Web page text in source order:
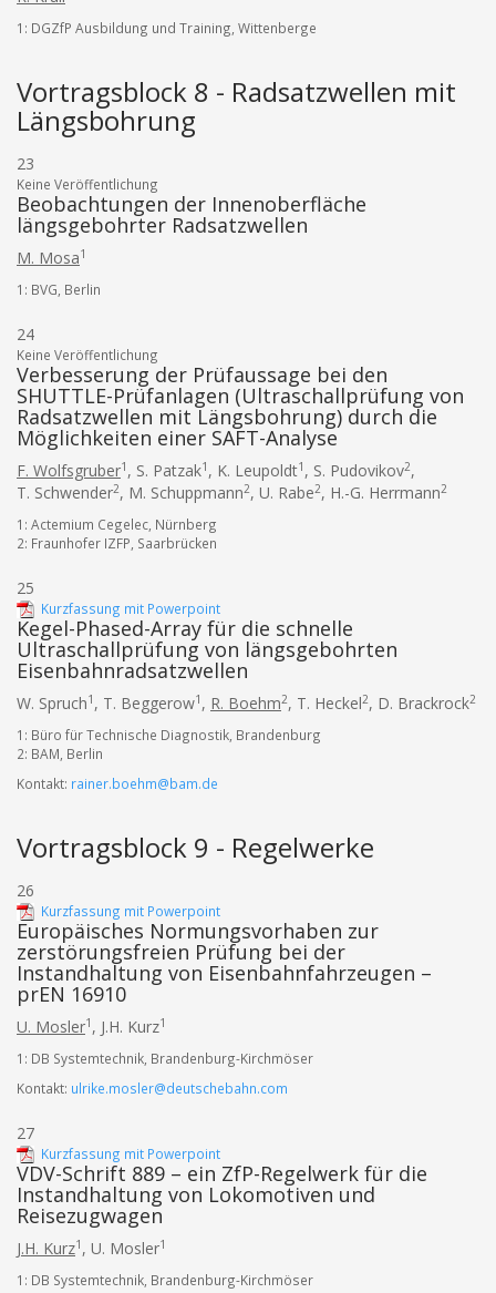
1: DGZfP Ausbildung und Training, Wittenberge
Vortragsblock 8 - Radsatzwellen mit
Längsbohrung
23
Keine Veröffentlichung
Beobachtungen der Innenoberfläche
längsgebohrter Radsatzwellen
M. Mosa1
1: BVG, Berlin
24
Keine Veröffentlichung
Verbesserung der Prüfaussage bei den
SHUTTLE-Prüfanlagen (Ultraschallprüfung von
Radsatzwellen mit Längsbohrung) durch die
Möglichkeiten einer SAFT-Analyse
F. Wolfsgruber1 , S. Patzak1 , K. Leupoldt1 , S. Pudovikov2,
T. Schwender2, M. Schuppmann2, U. Rabe2, H.-G. Herrmann2
1: Actemium Cegelec, Nürnberg
2: Fraunhofer IZFP, Saarbrücken
25
Kurzfassung mit Powerpoint
Kegel-Phased-Array für die schnelle
Ultraschallprüfung von längsgebohrten
Eisenbahnradsatzwellen
W. Spruch1 , T. Beggerow1 , R. Boehm2, T. Heckel2, D. Brackrock2
1: Büro für Technische Diagnostik, Brandenburg
2: BAM, Berlin
Kontakt: rainer.boehm@bam.de
Vortragsblock 9 - Regelwerke
26
Kurzfassung mit Powerpoint
Europäisches Normungsvorhaben zur
zerstörungsfreien Prüfung bei der
Instandhaltung von Eisenbahnfahrzeugen –
prEN 16910
U. Mosler1 , J.H. Kurz1
1: DB Systemtechnik, Brandenburg-Kirchmöser
Kontakt: ulrike.mosler@deutschebahn.com
27
Kurzfassung mit Powerpoint
VDV-Schrift 889 – ein ZfP-Regelwerk für die
Instandhaltung von Lokomotiven und
Reisezugwagen
J.H. Kurz1 , U. Mosler1
1: DB Systemtechnik, Brandenburg-Kirchmöser